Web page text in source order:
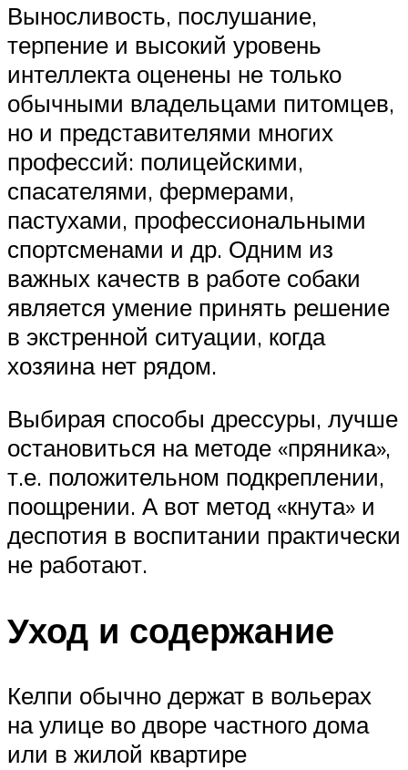
Выносливость, послушание,
терпение и высокий уровень
интеллекта оценены не только
обычными владельцами питомцев,
но и представителями многих
профессий: полицейскими,
спасателями, фермерами,
пастухами, профессиональными
спортсменами и др. Одним из
важных качеств в работе собаки
является умение принять решение
в экстренной ситуации, когда
хозяина нет рядом.
Выбирая способы дрессуры, лучше
остановиться на методе «пряника»,
т.е. положительном подкреплении,
поощрении. А вот метод «кнута» и
деспотия в воспитании практически
не работают.
Уход и содержание
Келпи обычно держат в вольерах
на улице во дворе частного дома
или в жилой квартире